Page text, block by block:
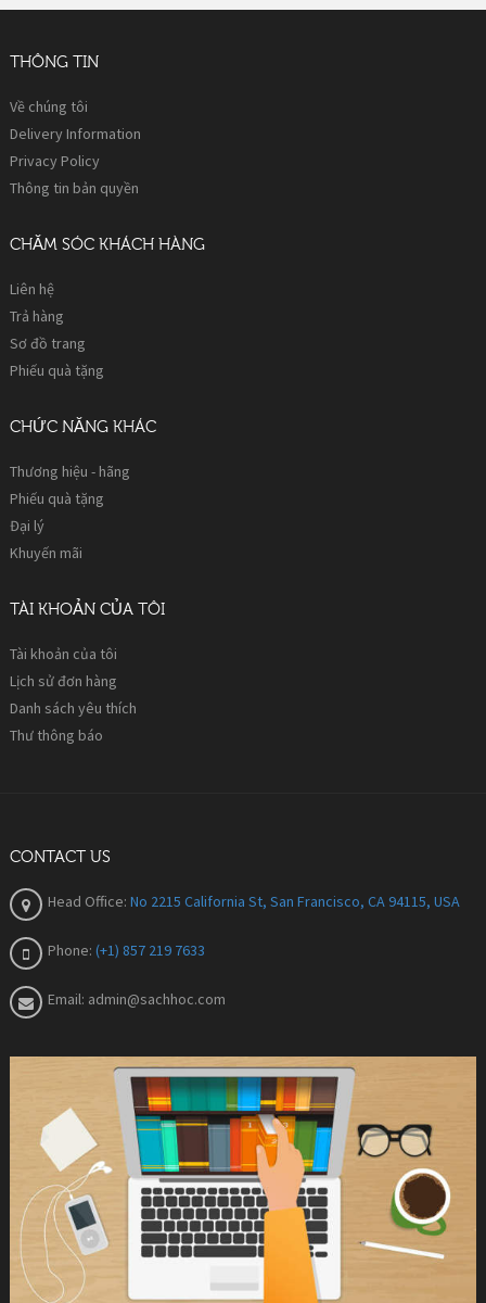
THÔNG TIN
Về chúng tôi
Delivery Information
Privacy Policy
Thông tin bản quyền
CHĂM SÓC KHÁCH HÀNG
Liên hệ
Trả hàng
Sơ đồ trang
Phiếu quà tặng
CHỨC NĂNG KHÁC
Thương hiệu - hãng
Phiếu quà tặng
Đại lý
Khuyến mãi
TÀI KHOẢN CỦA TÔI
Tài khoản của tôi
Lịch sử đơn hàng
Danh sách yêu thích
Thư thông báo
CONTACT US
Head Office: No 2215 California St, San Francisco, CA 94115, USA
Phone: (+1) 857 219 7633
Email: admin@sachhoc.com